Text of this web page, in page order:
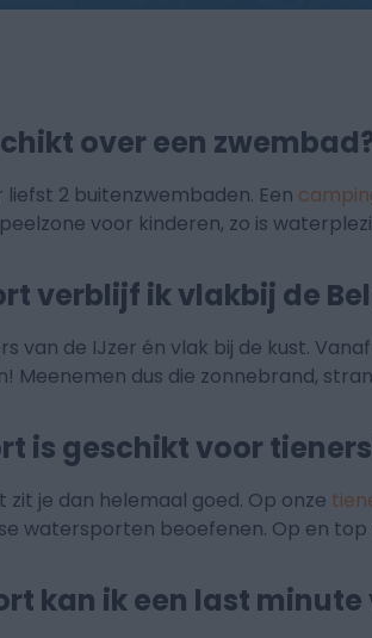
over een
2 buitenzwembaden. Een
voor kinderen, zo is
verblijf ik vlakbij de
van de IJzer én vlak bij de kust.
dus die zonnebrand,
is geschikt voor
je dan helemaal goed. Op onze
watersporten beoefenen. Op en
kan ik een last minute